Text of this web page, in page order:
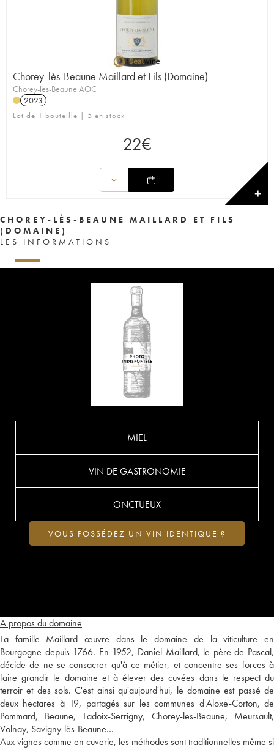
Chorey-lès-Beaune Maillard et Fils (Domaine)
Chorey-lès-Beaune AOC
2023
Lot de 1 bouteille | 5 en stock
22€
✕
CHOREY-LÈS-BEAUNE MAILLARD ET FILS
(DOMAINE)
LES INFORMATIONS
A propos du domaine
La famille Maillard œuvre dans le domaine de la viticulture en
Bourgogne depuis 1766. En 1952, Daniel Maillard, le père de Pascal,
décide de ne se consacrer qu'à ce métier, et concentre ses forces à
faire grandir le domaine et à élever des cuvées dans le respect du
terroir et des sols. C'est ainsi qu'aujourd'hui, le domaine est passé de
deux hectares à 19, partagés sur les communes d'Aloxe-Corton, de
Pommard, Beaune, Ladoix-Serrigny, Chorey-les-Beaune, Meursault,
Volnay, Savigny-lès-Beaune…
Aux vignes comme en cuverie, les méthodes sont traditionnelles même si
MIEL
VIN DE GASTRONOMIE
ONCTUEUX
VOUS POSSÉDEZ UN VIN IDENTIQUE ?